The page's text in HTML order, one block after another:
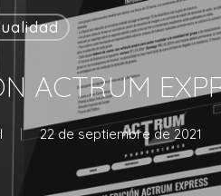
ACTRUM
22 de septiembre de 2021